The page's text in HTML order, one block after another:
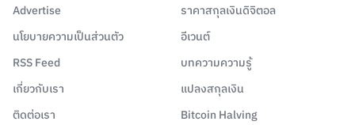
Advertise
นโยบายความเป็นส่วนตัว
RSS Feed
เกี่ยวกับเรา
ติดต่อเรา
ราคาสกุลเงินดิจิตอล
อีเวนต์
บทความความรู้
แปลงสกุลเงิน
Bitcoin Halving